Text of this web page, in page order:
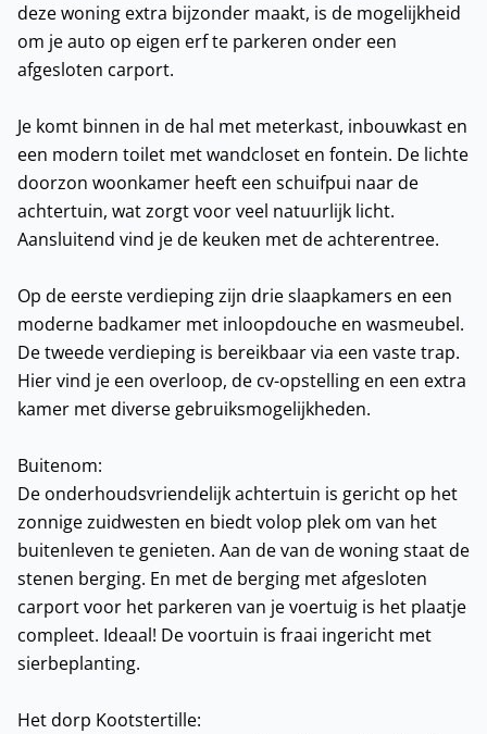
deze woning extra bijzonder maakt, is de mogelijkheid
om je auto op eigen erf te parkeren onder een
afgesloten carport.
Je komt binnen in de hal met meterkast, inbouwkast en
een modern toilet met wandcloset en fontein. De lichte
doorzon woonkamer heeft een schuifpui naar de
achtertuin, wat zorgt voor veel natuurlijk licht.
Aansluitend vind je de keuken met de achterentree.
Op de eerste verdieping zijn drie slaapkamers en een
moderne badkamer met inloopdouche en wasmeubel.
De tweede verdieping is bereikbaar via een vaste trap.
Hier vind je een overloop, de cv-opstelling en een extra
kamer met diverse gebruiksmogelijkheden.
Buitenom:
De onderhoudsvriendelijk achtertuin is gericht op het
zonnige zuidwesten en biedt volop plek om van het
buitenleven te genieten. Aan de van de woning staat de
stenen berging. En met de berging met afgesloten
carport voor het parkeren van je voertuig is het plaatje
compleet. Ideaal! De voortuin is fraai ingericht met
sierbeplanting.
Het dorp Kootstertille: